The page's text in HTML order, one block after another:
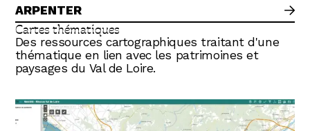
ARPENTER
Cartes thématiques
Des ressources cartographiques traitant d'une
thématique en lien avec les patrimoines et
paysages du Val de Loire.